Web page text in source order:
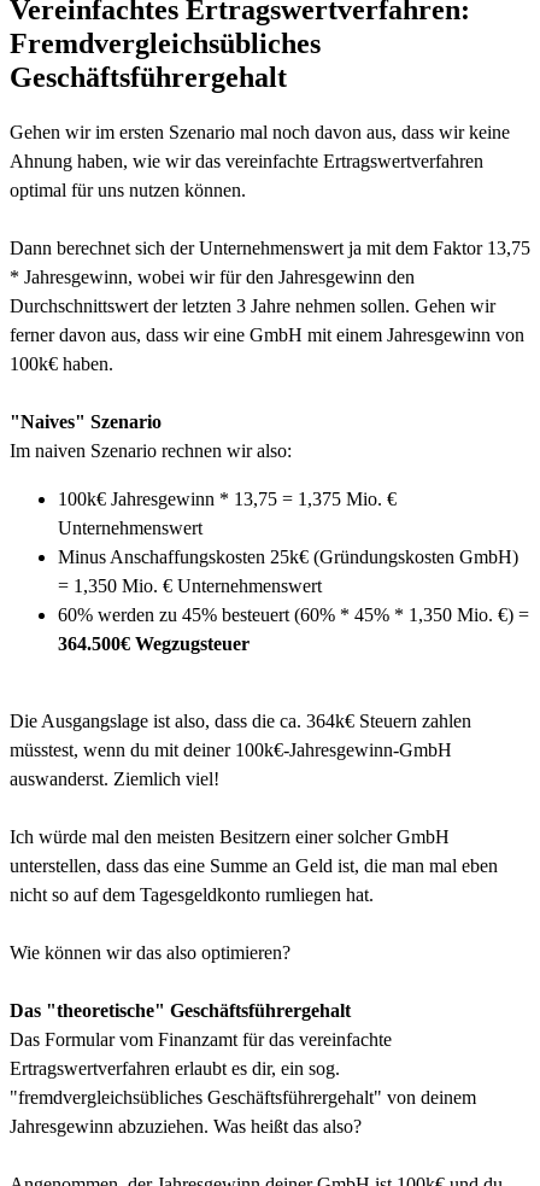
Vereinfachtes Ertragswertverfahren:
Fremdvergleichsübliches
Geschäftsführergehalt
Gehen wir im ersten Szenario mal noch davon aus, dass wir keine
Ahnung haben, wie wir das vereinfachte Ertragswertverfahren
optimal für uns nutzen können.
Dann berechnet sich der Unternehmenswert ja mit dem Faktor 13,75
* Jahresgewinn, wobei wir für den Jahresgewinn den
Durchschnittswert der letzten 3 Jahre nehmen sollen. Gehen wir
ferner davon aus, dass wir eine GmbH mit einem Jahresgewinn von
100k€ haben.
"Naives" Szenario
Im naiven Szenario rechnen wir also:
100k€ Jahresgewinn * 13,75 = 1,375 Mio. €
Unternehmenswert
Minus Anschaffungskosten 25k€ (Gründungskosten GmbH)
= 1,350 Mio. € Unternehmenswert
60% werden zu 45% besteuert (60% * 45% * 1,350 Mio. €) =
364.500€ Wegzugsteuer
Die Ausgangslage ist also, dass die ca. 364k€ Steuern zahlen
müsstest, wenn du mit deiner 100k€-Jahresgewinn-GmbH
auswanderst. Ziemlich viel!
Ich würde mal den meisten Besitzern einer solcher GmbH
unterstellen, dass das eine Summe an Geld ist, die man mal eben
nicht so auf dem Tagesgeldkonto rumliegen hat.
Wie können wir das also optimieren?
Das "theoretische" Geschäftsführergehalt
Das Formular vom Finanzamt für das vereinfachte
Ertragswertverfahren erlaubt es dir, ein sog.
"fremdvergleichsübliches Geschäftsführergehalt" von deinem
Jahresgewinn abzuziehen. Was heißt das also?